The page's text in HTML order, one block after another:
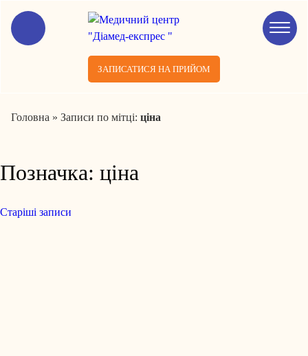
ЗАПИСАТИСЯ НА ПРИЙОМ
Головна » Записи по мітці: ціна
Позначка: ціна
Навігація
Старіші записи